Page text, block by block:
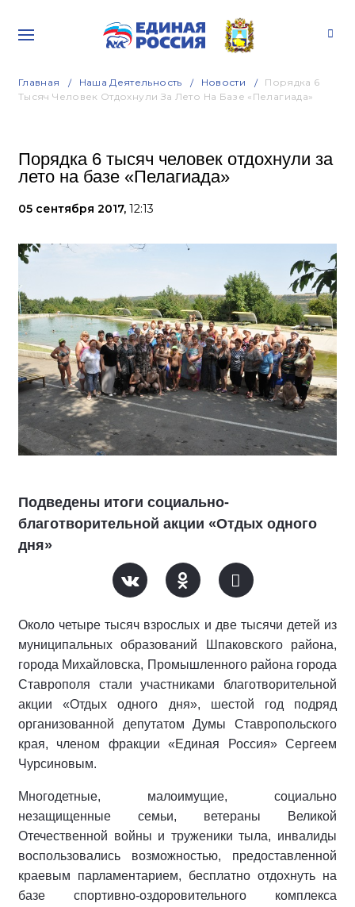
Главная Наша Деятельность Новости
Порядка 6
Тысяч Человек Отдохнули За Лето На Базе «Пелагиада»
Порядка 6 тысяч человек отдохнули за
лето на базе «Пелагиада»
05 сентября 2017, 12:13
Подведены итоги социально-
благотворительной акции «Отдых одного
дня»
Около четыре тысяч взрослых и две тысячи детей из
муниципальных образований Шпаковского района,
города Михайловска, Промышленного района города
Ставрополя стали участниками благотворительной
акции «Отдых одного дня», шестой год подряд
организованной депутатом Думы Ставропольского
края, членом фракции «Единая Россия» Сергеем
Чурсиновым.
Многодетные, малоимущие, социально
незащищенные семьи, ветераны Великой
Отечественной войны и труженики тыла, инвалиды
воспользовались возможностью, предоставленной
краевым парламентарием, бесплатно отдохнуть на
базе спортивно-оздоровительного комплекса